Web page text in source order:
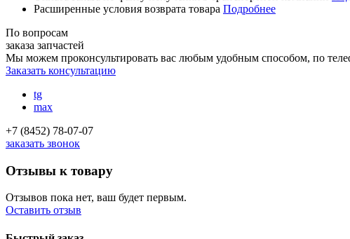
Расширенные условия возврата товара Подробнее
По вопросам
заказа запчастей
Мы можем проконсультировать вас любым удобным способом, по
Заказать консультацию
tg
max
+7 (8452) 78-07-07
заказать звонок
Отзывы к товару
Отзывов пока нет, ваш будет первым.
Оставить отзыв